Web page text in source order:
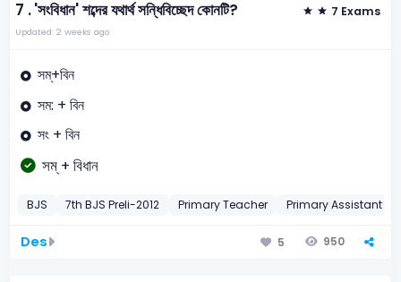
7 .'সংবিধান' শব্দের যথার্থ সন্ধিবিচ্ছেদ কোনটি? 7 Exams
Updated: 2 weeks ago
সম্+বিন
সম: + বিন
সং + বিন
সম্ + বিধান
BJS 7th BJS Preli-2012 Primary Teacher Primary Assistant
Des 5 950